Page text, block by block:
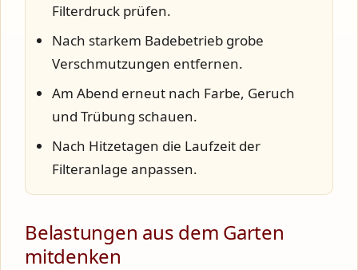
Filterdruck prüfen.
Nach starkem Badebetrieb grobe
Verschmutzungen entfernen.
Am Abend erneut nach Farbe, Geruch
und Trübung schauen.
Nach Hitzetagen die Laufzeit der
Filteranlage anpassen.
Belastungen aus dem Garten
mitdenken